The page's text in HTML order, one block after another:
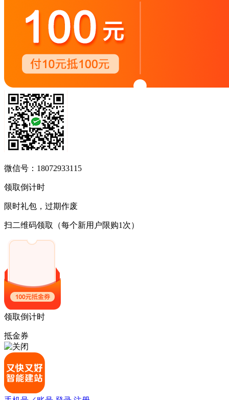
微信号：18072933115
领取倒计时
限时礼包，过期作废
扫二维码领取 （每个新用户限购1次）
领取倒计时
抵金券